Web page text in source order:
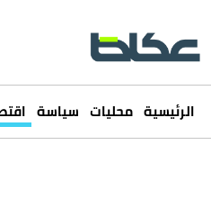
الرئيسية محليات سياسة